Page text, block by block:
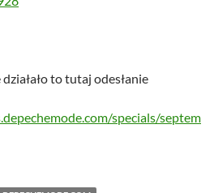
to tutaj odesłanie
specials/septem